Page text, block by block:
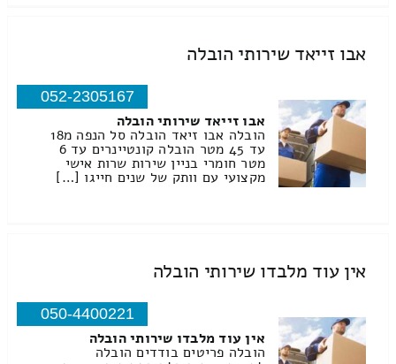
אבו זייאד שירותי הובלה
052-2305167
אבו זייאד שירותי הובלה
הובלה אבו זיאד הובלה סל הנפה מ18
עד 45 מטר הובלה קונטיינרים עד 6
מטר חומרי בניין שירות שרות אישי
מקצועי עם וותק של שנים חייגו […]
אין עוד מלבדו שירותי הובלה
050-4400221
אין עוד מלבדו שירותי הובלה
הובלה פריטים בודדים הובלה